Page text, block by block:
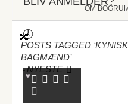
OM
POSTS TAGGED
BAGMÆND’
-NYESTE